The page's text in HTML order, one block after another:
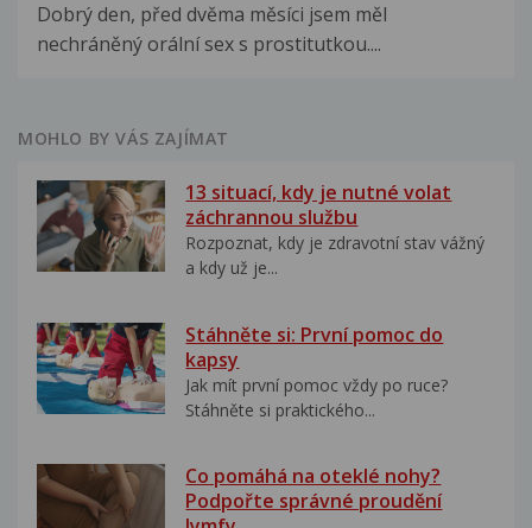
Dobrý den, před dvěma měsíci jsem měl
nechráněný orální sex s prostitutkou....
MOHLO BY VÁS ZAJÍMAT
13 situací, kdy je nutné volat
záchrannou službu
Rozpoznat, kdy je zdravotní stav vážný
a kdy už je...
Stáhněte si: První pomoc do
kapsy
Jak mít první pomoc vždy po ruce?
Stáhněte si praktického...
Co pomáhá na oteklé nohy?
Podpořte správné proudění